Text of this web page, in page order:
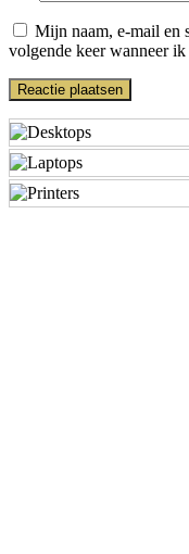
Mijn naam, e-mail en
volgende keer wanneer ik